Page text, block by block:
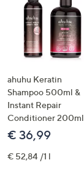
Touch-
Geräten
nach
links
bzw.
rechts,
um
diese
anzuzeigen.
ahuhu Keratin
Shampoo 500ml &
Instant Repair
Conditioner 200ml
€ 36,99
€ 52,84 /1 l